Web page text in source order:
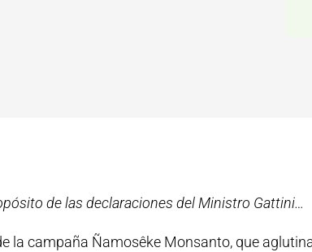
de las declaraciones del Ministro Gattini…
la campaña Ñamosêke Monsanto, que